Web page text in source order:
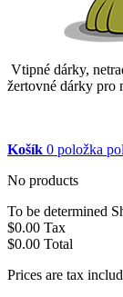
Vtipné dárky,
žertovné dárky pro
Košík 0 položka
No products
To be determined
$0.00 Tax
$0.00 Total
Prices are tax